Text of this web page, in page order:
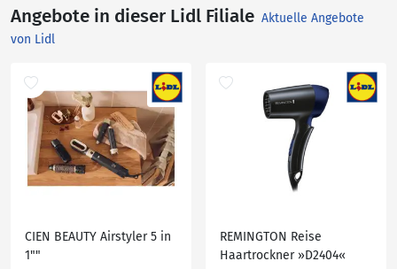
Angebote in dieser Lidl Filiale Aktuelle Angebote
von Lidl
CIEN BEAUTY Airstyler 5 in
1""
REMINGTON Reise
Haartrockner »D2404«